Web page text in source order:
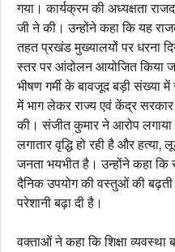
गया। कार्यक्रम की अध्यक्षता
जी ने की। उन्होंने कहा कि यह
तहत प्रखंड मुख्यालयों पर धरना
स्तर पर आंदोलन आयोजित किया
भीषण गर्मी के बावजूद बड़ी संख्या
में भाग लेकर राज्य एवं केंद्र
की। संजीत कुमार ने आरोप लगाया
लगातार वृद्धि हो रही है और
जनता भयभीत है। उन्होंने कहा कि
दैनिक उपयोग की वस्तुओं की बढ़ती
परेशानी बढ़ा दी है।
वक्ताओं ने कहा कि शिक्षा व्यवस्था